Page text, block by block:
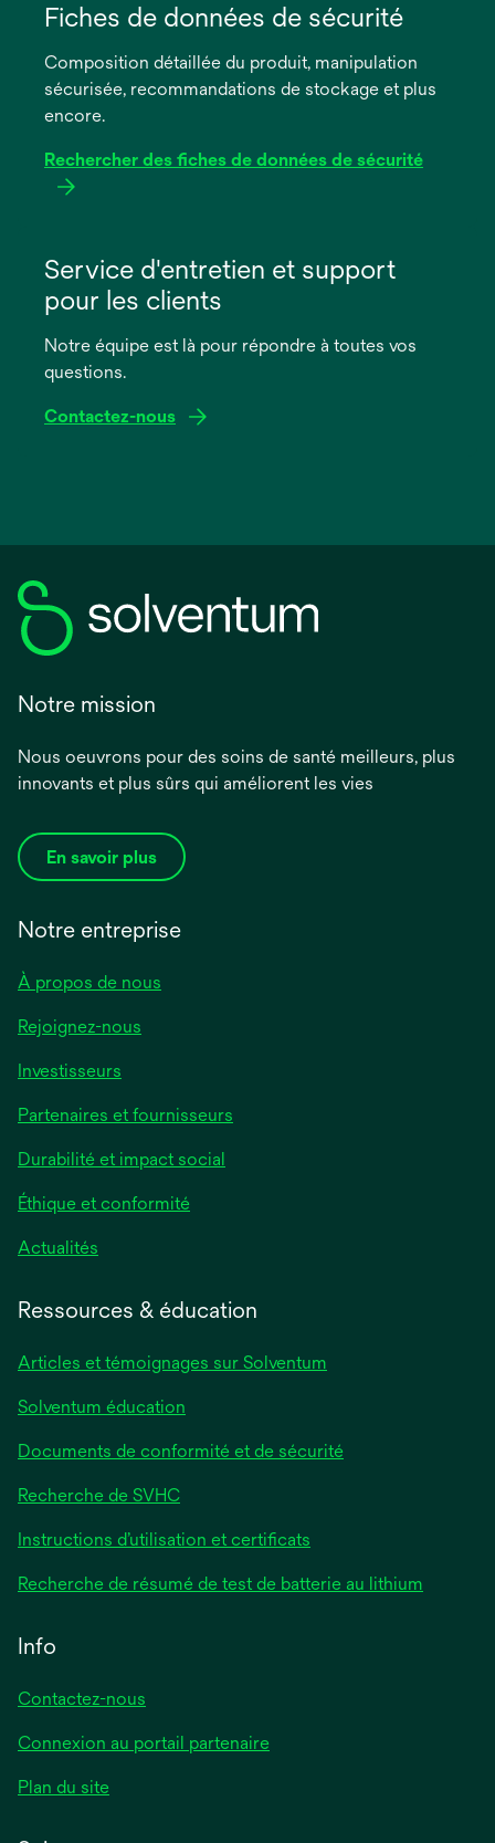
dans
nouvel
onglet
Fiches de données de sécurité
Composition détaillée du produit, manipulation
sécurisée, recommandations de stockage et plus
encore.
Rechercher des fiches de données de sécurité
dans
nouvel
onglet
Service d'entretien et support
pour les clients
Notre équipe est là pour répondre à toutes vos
questions.
Contactez-nous
Notre mission
Nous oeuvrons pour des soins de santé meilleurs, plus
innovants et plus sûrs qui améliorent les vies
En savoir plus
Notre entreprise
À propos de nous
Rejoignez-nous
Investisseurs
Partenaires et fournisseurs
Durabilité et impact social
Éthique et conformité
Actualités
Ressources & éducation
Articles et témoignages sur Solventum
Solventum éducation
Documents de conformité et de sécurité
Recherche de SVHC
Instructions d’utilisation et certificats
Recherche de résumé de test de batterie au lithium
Info
Contactez-nous
Connexion au portail partenaire
Plan du site